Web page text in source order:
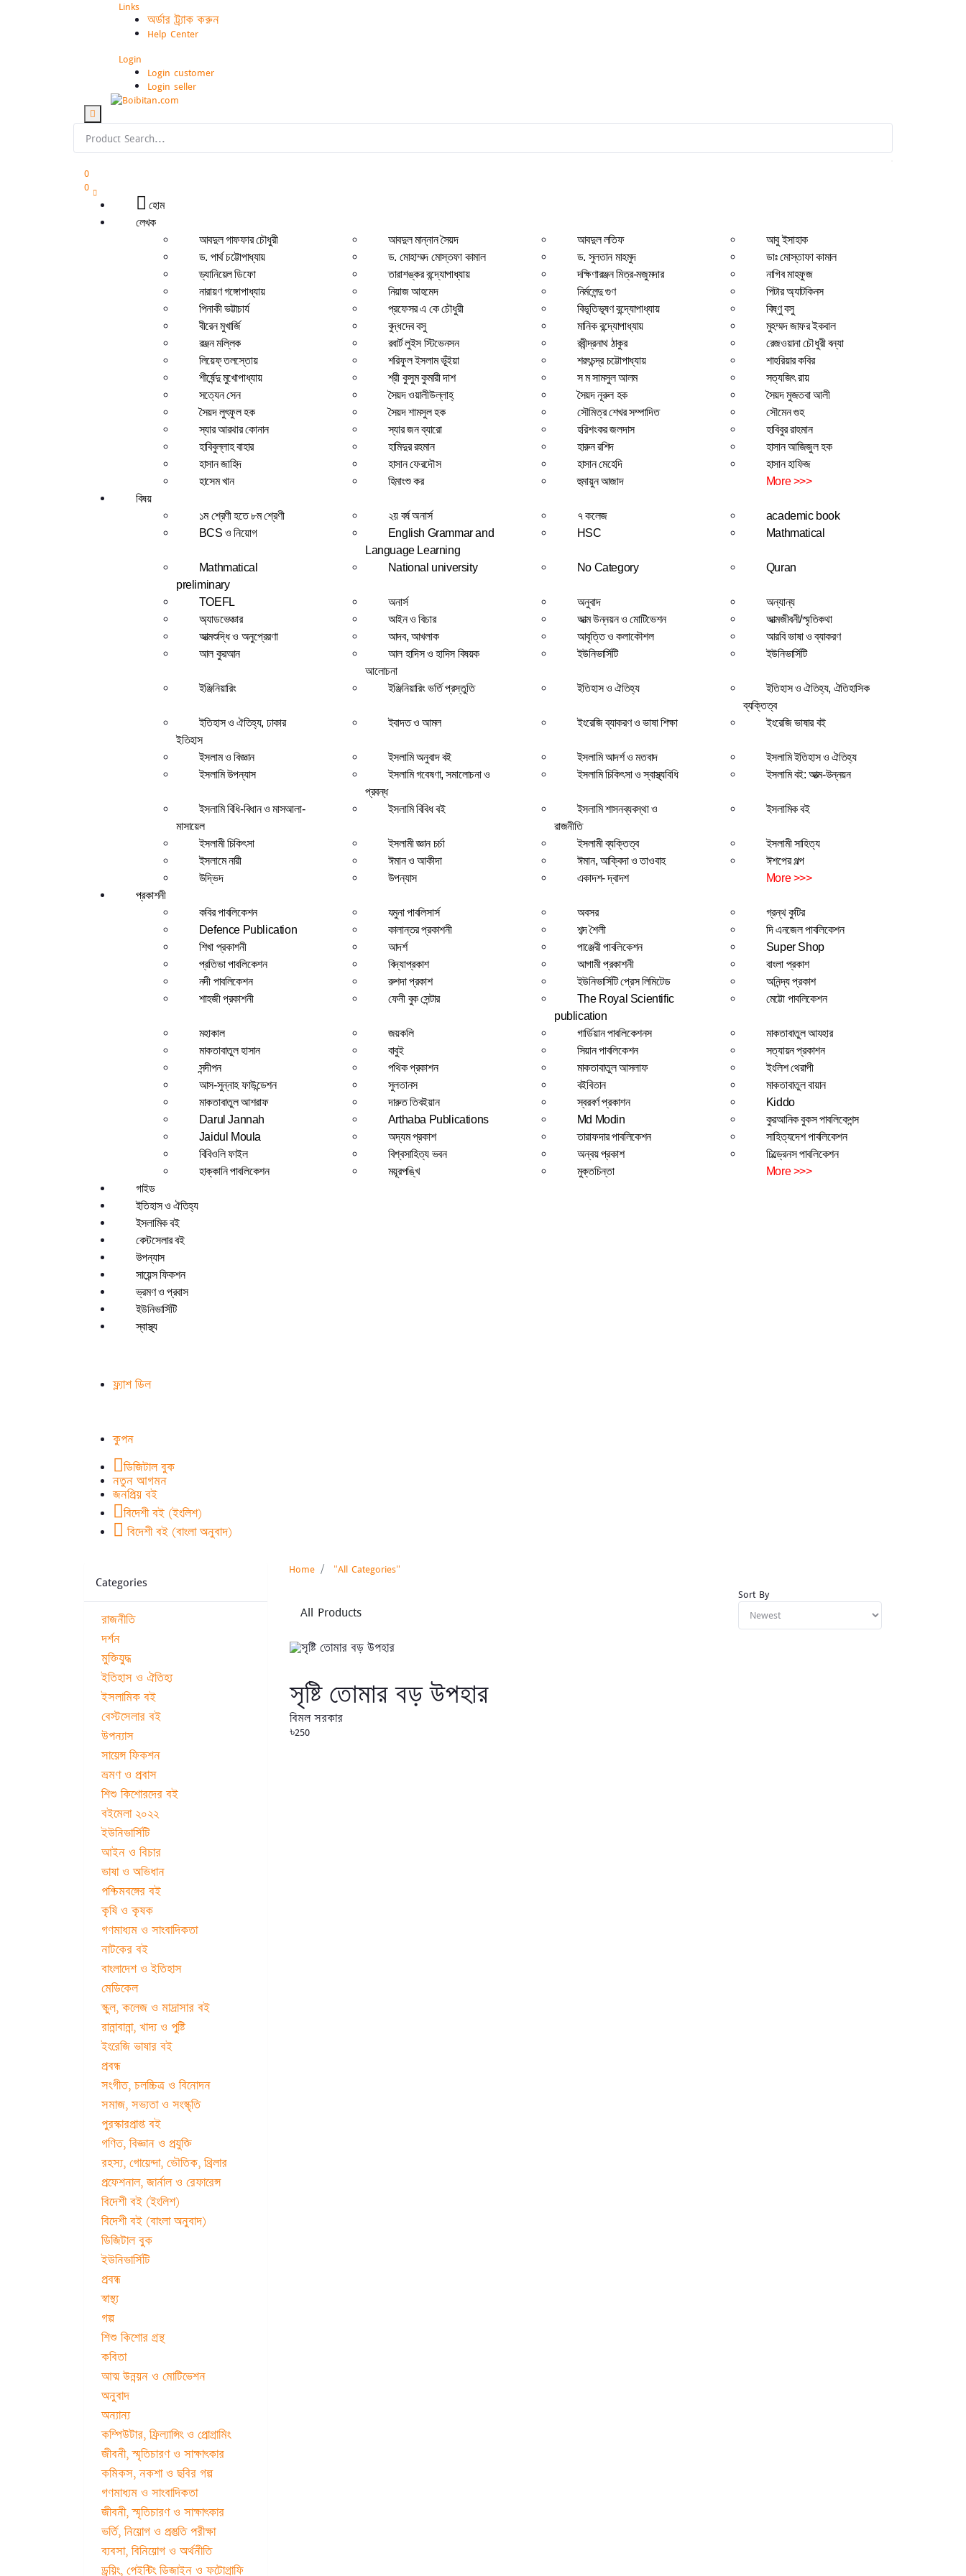
Links
অর্ডার ট্র্যাক করুন
Help Center
Login
Login customer
Login seller
0
0
হোম
লেখক
আবদুল গাফফার চৌধুরী
আবদুল মান্নান সৈয়দ আবদুল লতিফ
আবু ইসাহাক
ড. পার্থ চট্টোপাধ্যায়
ড. মোহাম্মদ মোস্তফা কামাল ড. সুলতান মাহমুদ
ডাঃ মোস্তাফা কামাল
ড্যানিয়েল ডিফো
তারাশঙ্কর বন্দ্যোপাধ্যায় দক্ষিণারঞ্জন মিত্র-মজুমদার
নাগিব মাহফুজ
নারায়ণ গঙ্গোপাধ্যায়
নিয়াজ আহমেদ নির্মলেন্দু গুণ
পিটার অ্যাটকিনস
পিনাকী ভট্টাচার্য
প্রফেসর এ কে চৌধুরী বিভূতিভূষণ বন্দ্যোপাধ্যায়
বিষ্ণু বসু
বীরেন মুখার্জি
বুদ্ধদেব বসু মানিক বন্দ্যোপাধ্যায়
মুহম্মদ জাফর ইকবাল
রঞ্জন মল্লিক
রবার্ট লুইস স্টিভেনসন রবীন্দ্রনাথ ঠাকুর
রেজওয়ানা চৌধুরী বন্যা
লিয়েফ্ তলস্তোয়
শরিফুল ইসলাম ভূঁইয়া শরৎচন্দ্র চট্টোপাধ্যায়
শাহরিয়ার কবির
শীর্ষেন্দু মুখোপাধ্যায়
শ্রী কুসুম কুমারী দাশ স ম সামসুল আলম
সত্যজিৎ রায়
সত্যেন সেন
সৈয়দ ওয়ালীউল্লাহ্ সৈয়দ নূরুল হক
সৈয়দ মুজতবা আলী
সৈয়দ লুৎফুল হক
সৈয়দ শামসুল হক সৌমিত্র শেখর সম্পাদিত
সৌমেন গুহ
স্যার আরথার কোনান
স্যার জন ব্যারো হরিশংকর জলদাস
হাবিবুর রাহমান
হাবিবুল্লাহ বাহার
হামিদুর রহমান হারুন রশিদ
হাসান আজিজুল হক
হাসান জাহিদ
হাসান ফেরদৌস হাসান মেহেদি
হাসান হাফিজ
হাসেম খান
হিমাংশু কর হুমায়ুন আজাদ
More >>>
বিষয়
১ম শ্রেণী হতে ৮ম শ্রেণী
২য় বর্ষ অনার্স ৭ কলেজ
academic book
BCS ও নিয়োগ
English Grammar and
Language Learning
HSC Mathmatical
Mathmatical
preliminary
National university No Category Quran
TOEFL অনার্স অনুবাদ
অন্যান্য
অ্যাডভেঞ্চার
আইন ও বিচার আত্ম উন্নয়ন ও মোটিভেশন
আত্মজীবনী/স্মৃতিকথা
আত্মশুদ্ধি ও অনুপ্রেরণা
আদব, আখলাক আবৃত্তি ও কলাকৌশল
আরবি ভাষা ও ব্যাকরণ
আল কুরআন
আল হাদিস ও হাদিস বিষয়ক
আলোচনা
ইউনিভার্সিটি ইউনিভার্সিটি
ইঞ্জিনিয়ারিং ইঞ্জিনিয়ারিং ভর্তি প্রস্তুতি ইতিহাস ও ঐতিহ্য
ইতিহাস ও ঐতিহ্য, ঐতিহাসিক
ব্যক্তিত্ব
ইতিহাস ও ঐতিহ্য, ঢাকার
ইতিহাস
ইবাদত ও আমল ইংরেজি ব্যাকরণ ও ভাষা শিক্ষা ইংরেজি ভাষার বই
ইসলাম ও বিজ্ঞান ইসলামি অনুবাদ বই ইসলামি আদর্শ ও মতবাদ
ইসলামি ইতিহাস ও ঐতিহ্য
ইসলামি উপন্যাস
ইসলামি গবেষণা, সমালোচনা ও
প্রবন্ধ
ইসলামি চিকিৎসা ও স্বাস্থ্যবিধি ইসলামি বই: আত্ম-উন্নয়ন
ইসলামি বিধি-বিধান ও মাসআলা-
মাসায়েল
ইসলামি বিবিধ বই
ইসলামি শাসনব্যবস্থা ও
রাজনীতি
ইসলামিক বই
ইসলামী চিকিৎসা ইসলামী জ্ঞান চর্চা ইসলামী ব্যক্তিত্ব
ইসলামী সাহিত্য
ইসলামে নারী
ঈমান ও আকীদা ঈমান, আক্বিদা ও তাওবাহ
ঈশপের গল্প
উদ্ভিদ
উপন্যাস একাদশ- দ্বাদশ
More >>>
প্রকাশনী
কবির পাবলিকেশন
যমুনা পাবলিসার্স অবসর
গ্রন্থ কুটির
Defence Publication
কালান্তর প্রকাশনী শব্দ শৈলী
দি এনজেল পাবলিকেশন
শিখা প্রকাশনী
আদর্শ পাঞ্জেরী পাবলিকেশন
Super Shop
প্রতিভা পাবলিকেশন
বিদ্যাপ্রকাশ আগামী প্রকাশনী
বাংলা প্রকাশ
নদী পাবলিকেশন
রুশদা প্রকাশ ইউনিভার্সিটি প্রেস লিমিটেড
অনিন্দ্য প্রকাশ
শাহজী প্রকাশনী
ফেনী বুক সেন্টার
The Royal Scientific
publication
মেট্টো পাবলিকেশন
মহাকাল জয়কলি গার্ডিয়ান পাবলিকেশনস
মাকতাবাতুল আযহার
মাকতাবাতুল হাসান
বাবুই সিয়ান পাবলিকেশন
সত্যায়ন প্রকাশন
সন্দীপন
পথিক প্রকাশন মাকতাবাতুল আসলাফ
ইংলিশ থেরাপী
আস-সুন্নাহ ফাউন্ডেশন
সুলতানস বইবিতান
মাকতাবাতুল বায়ান
মাকতাবাতুল আশরাফ
দারুত তিবইয়ান স্বরবর্ণ প্রকাশন
Kiddo
Darul Jannah
Arthaba Publications Md Modin
কুরআনিক বুকস পাবলিকেশন্স
Jaidul Moula
অদ্যম প্রকাশ তারাফদার পাবলিকেশন
সাহিত্যদেশ পাবলিকেশন
বিবিওলি ফাইল
বিশ্বসাহিত্য ভবন অন্বয় প্রকাশ
চিল্ড্রেনস পাবলিকেশন
হাক্কানি পাবলিকেশন
ময়ূরপঙ্খি মুক্তচিন্তা
More >>>
গাইড
ইতিহাস ও ঐতিহ্য
ইসলামিক বই
বেস্টসেলার বই
উপন্যাস
সায়েন্স ফিকশন
ভ্রমণ ও প্রবাস
ইউনিভার্সিটি
স্বাস্থ্য
ফ্ল্যাশ ডিল
কুপন
ডিজিটাল বুক
নতুন আগমন
জনপ্রিয় বই
বিদেশী বই (ইংলিশ)
বিদেশী বই (বাংলা অনুবাদ)
Categories
রাজনীতি
দর্শন
মুক্তিযুদ্ধ
ইতিহাস ও ঐতিহ্য
ইসলামিক বই
বেস্টসেলার বই
উপন্যাস
সায়েন্স ফিকশন
ভ্রমণ ও প্রবাস
শিশু কিশোরদের বই
বইমেলা ২০২২
ইউনিভার্সিটি
আইন ও বিচার
ভাষা ও অভিধান
পশ্চিমবঙ্গের বই
কৃষি ও কৃষক
গণমাধ্যম ও সাংবাদিকতা
নাটকের বই
বাংলাদেশ ও ইতিহাস
মেডিকেল
স্কুল, কলেজ ও মাদ্রাসার বই
রান্নাবান্না, খাদ্য ও পুষ্টি
ইংরেজি ভাষার বই
প্রবন্ধ
সংগীত, চলচ্চিত্র ও বিনোদন
সমাজ, সভ্যতা ও সংস্কৃতি
পুরস্কারপ্রাপ্ত বই
গণিত, বিজ্ঞান ও প্রযুক্তি
রহস্য, গোয়েন্দা, ভৌতিক, থ্রিলার
প্রফেশনাল, জার্নাল ও রেফারেন্স
বিদেশী বই (ইংলিশ)
বিদেশী বই (বাংলা অনুবাদ)
ডিজিটাল বুক
ইউনিভার্সিটি
প্রবন্ধ
স্বাস্থ্য
গল্প
শিশু কিশোর গ্রন্থ
কবিতা
আত্ম উন্নয়ন ও মোটিভেশন
অনুবাদ
অন্যান্য
কম্পিউটার, ফ্রিল্যান্সিং ও প্রোগ্রামিং
জীবনী, স্মৃতিচারণ ও সাক্ষাৎকার
কমিকস, নকশা ও ছবির গল্প
গণমাধ্যম ও সাংবাদিকতা
জীবনী, স্মৃতিচারণ ও সাক্ষাৎকার
ভর্তি, নিয়োগ ও প্রস্তুতি পরীক্ষা
ব্যবসা, বিনিয়োগ ও অর্থনীতি
ড্রয়িং, পেইন্টিং ডিজাইন ও ফটোগ্রাফি
Home "All Categories"
All Products
Sort By
সৃষ্টি তোমার বড় উপহার
বিমল সরকার
৳250